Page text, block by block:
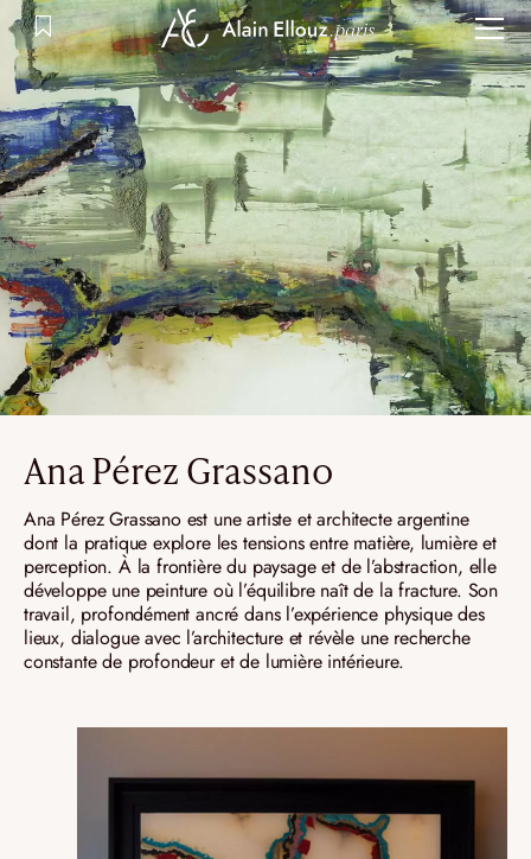
Aller
au
contenu
ART
Ana Pérez Grassano
Ana Pérez Grassano est une artiste et architecte argentine
dont la pratique explore les tensions entre matière, lumière et
perception. À la frontière du paysage et de l’abstraction, elle
développe une peinture où l’équilibre naît de la fracture. Son
travail, profondément ancré dans l’expérience physique des
lieux, dialogue avec l’architecture et révèle une recherche
constante de profondeur et de lumière intérieure.